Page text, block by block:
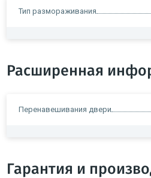
Тип размораживания
Расширенная
Перенавешивания двери
Гарантия и